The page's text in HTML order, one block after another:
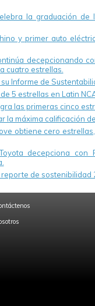
la graduación de
y primer auto
decepcionando
cuatro estrellas.
Informe de
5 estrellas en Latin
las primeras cinco
la máxima calificación
obtiene cero
decepciona con
de sostenibilidad